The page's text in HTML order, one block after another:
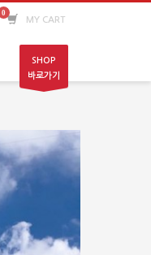
MY CART
SHOP
바로가기